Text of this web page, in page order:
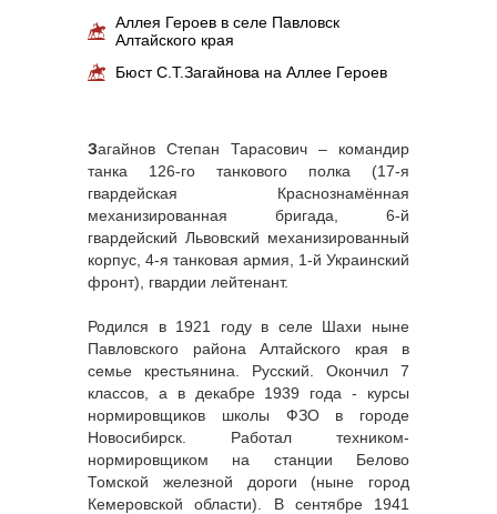
Аллея Героев в селе Павловск
Алтайского края
Бюст С.Т.Загайнова на Аллее Героев
Загайнов Степан Тарасович – командир
танка 126-го танкового полка (17-я
гвардейская Краснознамённая
механизированная бригада, 6-й
гвардейский Львовский механизированный
корпус, 4-я танковая армия, 1-й Украинский
фронт), гвардии лейтенант.
Родился в 1921 году в селе Шахи ныне
Павловского района Алтайского края в
семье крестьянина. Русский. Окончил 7
классов, а в декабре 1939 года - курсы
нормировщиков школы ФЗО в городе
Новосибирск. Работал техником-
нормировщиком на станции Белово
Томской железной дороги (ныне город
Кемеровской области). В сентябре 1941